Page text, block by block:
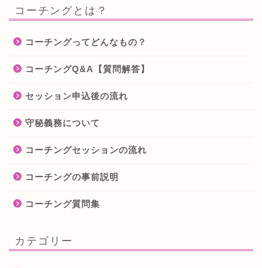
コーチングとは？
コーチングってどんなもの？
コーチングQ&A【質問解答】
セッション申込後の流れ
守秘義務について
コーチングセッションの流れ
コーチングの事前説明
コーチング質問集
カテゴリー